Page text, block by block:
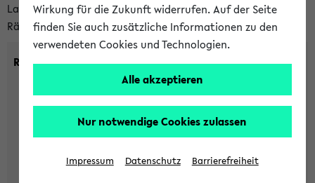
Lassen Sie sich alle Räume anzeigen oder suchen Sie nach
Räumen mit bestimmten Eigenschaften:
Raumkriterien:
max. Plätze:
Wirkung für die Zukunft widerrufen. Auf der Seite
finden Sie auch zusätzliche Informationen zu den
verwendeten Cookies und Technologien.
Alle akzeptieren
Nur notwendige Cookies zulassen
Impressum Datenschutz Barrierefreiheit